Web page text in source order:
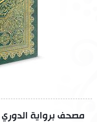
مصحف برواية الدوري